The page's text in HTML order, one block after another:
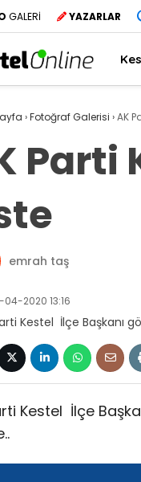
GALERİ YAZARLAR
›Fotoğraf Galerisi ›AK
Parti
emrah taş
04-2020 13:16
Kestel İlçe